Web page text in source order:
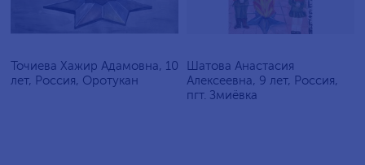
Точиева Хажир Адамовна, 10
лет, Россия, Оротукан
Шатова Анастасия
Алексеевна, 9 лет, Россия,
пгт. Змиёвка